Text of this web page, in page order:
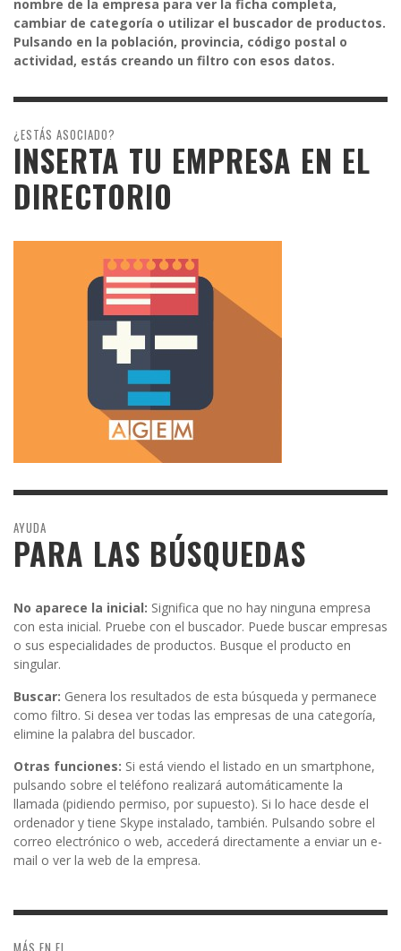
nombre de la empresa para ver la ficha completa,
cambiar de categoría o utilizar el buscador de productos.
Pulsando en la población, provincia, código postal o
actividad, estás creando un filtro con esos datos.
¿ESTÁS ASOCIADO?
INSERTA TU EMPRESA EN EL
DIRECTORIO
AYUDA
PARA LAS BÚSQUEDAS
No aparece la inicial: Significa que no hay ninguna empresa
con esta inicial. Pruebe con el buscador. Puede buscar empresas
o sus especialidades de productos. Busque el producto en
singular.
Buscar: Genera los resultados de esta búsqueda y permanece
como filtro. Si desea ver todas las empresas de una categoría,
elimine la palabra del buscador.
Otras funciones: Si está viendo el listado en un smartphone,
pulsando sobre el teléfono realizará automáticamente la
llamada (pidiendo permiso, por supuesto). Si lo hace desde el
ordenador y tiene Skype instalado, también. Pulsando sobre el
correo electrónico o web, accederá directamente a enviar un e-
mail o ver la web de la empresa.
MÁS EN EL